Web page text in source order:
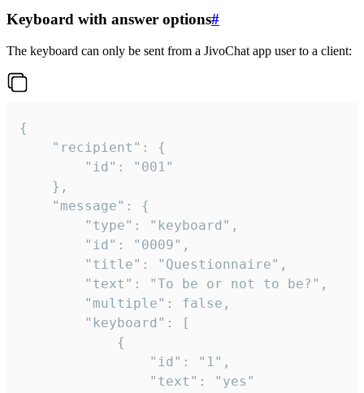
Keyboard with answer options#
The keyboard can only be sent from a JivoChat app user to a client:
{